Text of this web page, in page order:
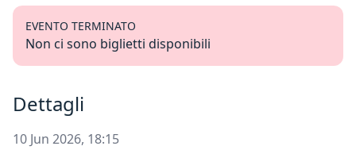
EVENTO TERMINATO
Non ci sono biglietti disponibili
Dettagli
10 Jun 2026, 18:15